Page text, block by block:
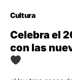
Cultura
Celebra el
con las